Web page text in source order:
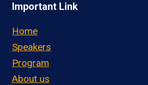
Important Link
Home
Speakers
Program
About us